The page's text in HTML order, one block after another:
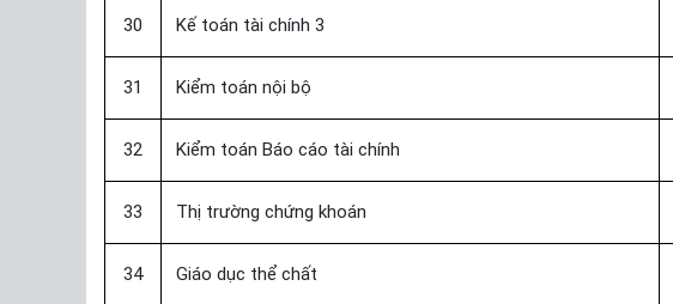
30 Kế toán tài chính 3
31 Kiểm toán nội bộ
32 Kiểm toán Báo cáo tài chính
33 Thị trường chứng khoán
34 Giáo dục thể chất